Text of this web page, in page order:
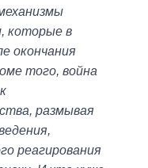
которые в
окончания
того, война
размывая
реагирования